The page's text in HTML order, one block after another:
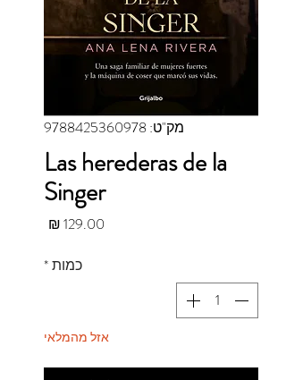
מק"ט: 9788425360978
Las herederas de la
Singer
כמות*
אזל מהמלאי